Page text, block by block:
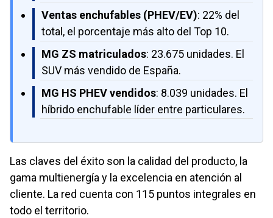
Ventas enchufables (PHEV/EV): 22% del
total, el porcentaje más alto del Top 10.
MG ZS matriculados: 23.675 unidades. El
SUV más vendido de España.
MG HS PHEV vendidos: 8.039 unidades. El
híbrido enchufable líder entre particulares.
Las claves del éxito son la calidad del producto, la
gama multienergía y la excelencia en atención al
cliente. La red cuenta con 115 puntos integrales en
todo el territorio.